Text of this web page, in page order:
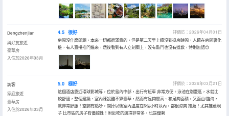
Dengzhenjian
與好友旅遊
豪華房
入住於2026年03月
4.5 很好
評價於：2026年04月01日
房間沒什麼問題，本來一切都很滿意的，但是第二天早上還沒到退房時間，人還在房間裏化
粧，有人直接推門進來，然後看到有人立刻關上，沒有敲門也沒有道歉，特別無語😓
訪客
家庭旅遊
豪華房
入住於2026年03月
5.0 極好
評價於：2026年03月21日
這個酒店靠近環球影城等，位於島內中部，出行有班車 非常方便。泳池在別墅區，水就比
較舒適，整個建築、室內陳設雖不算豪華，然而有足夠層高、和足夠面積，又面山/臨海，
就非常舒服！空調有點吵，關掉以後室內温度在6個小時以內，都很涼爽 推薦！尤其推薦親
子 比市區的房子有優越性！附近吃的選擇非常多，也是優勢